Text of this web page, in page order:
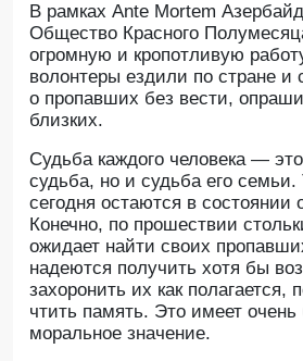
В рамках Ante Mortem
Общество Красного
огромную и кропотливую
волонтеры ездили по стране и
о пропавших без вести,
близких.
Судьба каждого человека —
судьба, но и судьба его
сегодня остаются в состоянии
Конечно, по прошествии
ожидает найти своих
надеются получить хотя бы
захоронить их как полагается,
чтить память. Это имеет
моральное значение.